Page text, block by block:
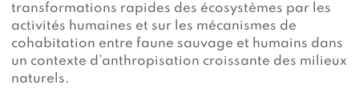
transformations rapides des écosystèmes par les
activités humaines et sur les mécanismes de
cohabitation entre faune sauvage et humains dans
un contexte d’anthropisation croissante des milieux
naturels.